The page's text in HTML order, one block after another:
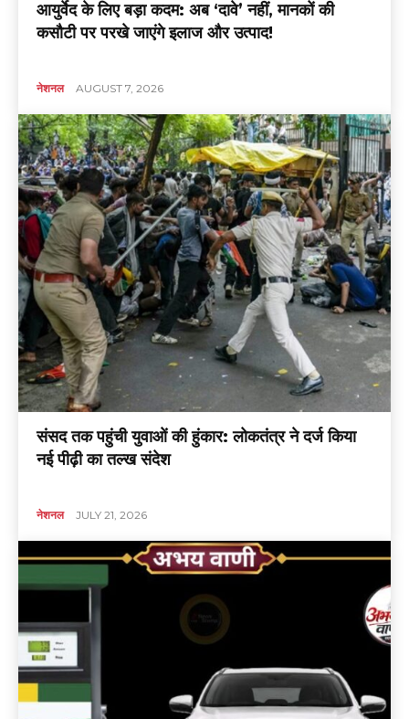
आयुर्वेद के लिए बड़ा कदम: अब ‘दावे’ नहीं, मानकों की
कसौटी पर परखे जाएंगे इलाज और उत्पाद!
नेशनल AUGUST 7, 2026
संसद तक पहुंची युवाओं की हुंकार: लोकतंत्र ने दर्ज किया
नई पीढ़ी का तल्ख संदेश
नेशनल JULY 21, 2026